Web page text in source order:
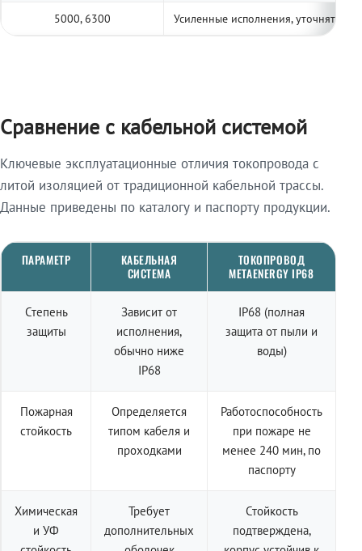
5000, 6300 Усиленные исполнения, уточнять по
Сравнение с кабельной системой
Ключевые эксплуатационные отличия токопровода с
литой изоляцией от традиционной кабельной трассы.
Данные приведены по каталогу и паспорту продукции.
ПАРАМЕТР
КАБЕЛЬНАЯ
СИСТЕМА
ТОКОПРОВОД
METAENERGY IP68
Степень
защиты
Зависит от
исполнения,
обычно ниже
IP68
IP68 (полная
защита от пыли и
воды)
Пожарная
стойкость
Определяется
типом кабеля и
проходками
Работоспособность
при пожаре не
менее 240 мин, по
паспорту
Химическая
и УФ
Требует
дополнительных
Стойкость
подтверждена,